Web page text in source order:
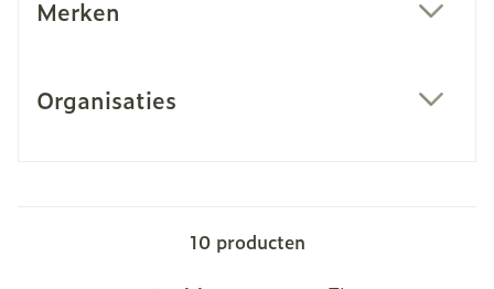
Merken
Organisaties
10producten